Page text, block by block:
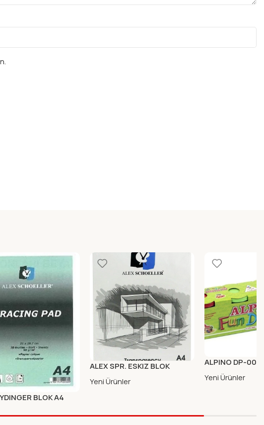
BLOK A4
ALEX SPR. ESKIZ BLOK
50/55GR A4 DIK
Yeni Ürünler
ALPINO DP-
OYUN HAMURU
Yeni Ürünler